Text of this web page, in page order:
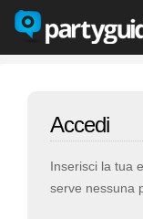
Accedi
Inserisci la tua
serve nessuna